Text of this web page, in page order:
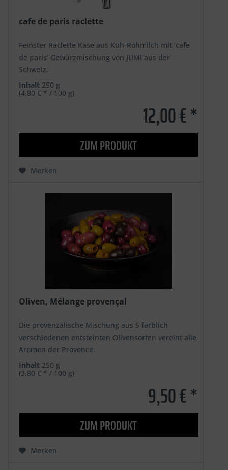
cafe de paris raclette
Feinster Raclette Käse aus Kuh-Rohmilch mit ‘cafe
de paris’ Gewürzmischung von JUMI aus der
Schweiz.
Inhalt 250 g
(4,80 € * / 100 g)
12,00 € *
ZUM PRODUKT
Merken
Oliven, Mélange provençal
Die provenzalische Mischung aus 5 farblich
verschiedenen entsteinten Olivensorten vereint alle
Aromen der Provence.
Inhalt 250 g
(3,80 € * / 100 g)
9,50 € *
ZUM PRODUKT
Merken